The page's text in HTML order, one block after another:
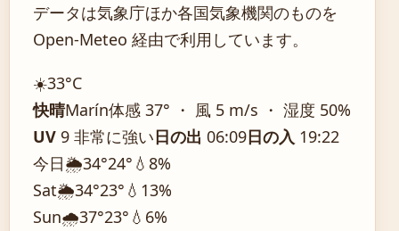
データは気象庁ほか各国気象機関のものを
Open-Meteo 経由で利用しています。
☀️33°C
快晴Marín体感 37° ・ 風 5 m/s ・ 湿度 50%
UV 9 非常に強い日の出 06:09日の入 19:22
今日🌦️34°24° 💧8%
Sat🌦️34°23° 💧13%
Sun🌧️37°23° 💧6%